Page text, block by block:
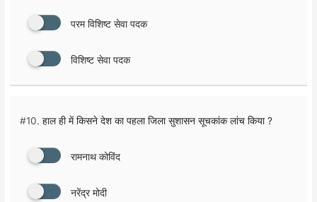
परम विशिष्ट सेवा पदक
विशिष्ट सेवा पदक
#10. हाल ही में किसने देश का पहला जिला सुशासन सूचकांक लांच किया ?
रामनाथ कोविंद
नरेंद्र मोदी